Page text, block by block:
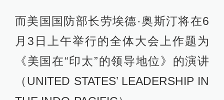
而美国国防部长劳埃德·奥斯汀将在6
月3日上午举行的全体大会上作题为
《美国在“印太”的领导地位》的演讲
（UNITED STATES’ LEADERSHIP IN